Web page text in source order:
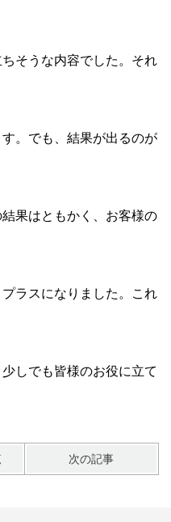
そうな内容でした。それ
。でも、結果が出るのが
果はともかく、お客様の
ラスになりました。これ
しでも皆様のお役に立て
次の記事